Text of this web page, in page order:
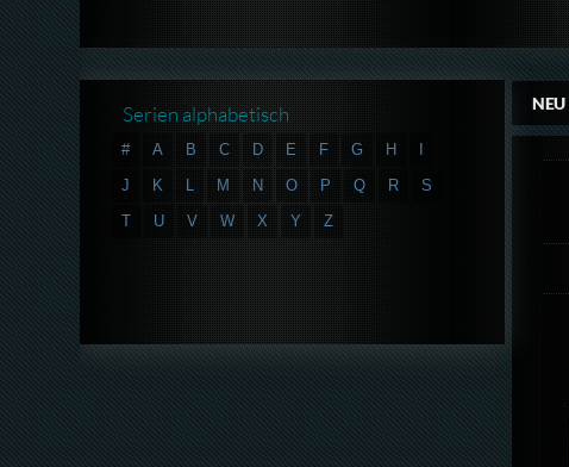
NEU
Serien alphabetisch
# A B C D E F G H
J
K L M N O P Q R
S
T
U V W X Y Z